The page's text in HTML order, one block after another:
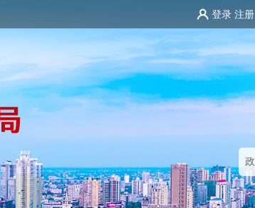
登录 注册